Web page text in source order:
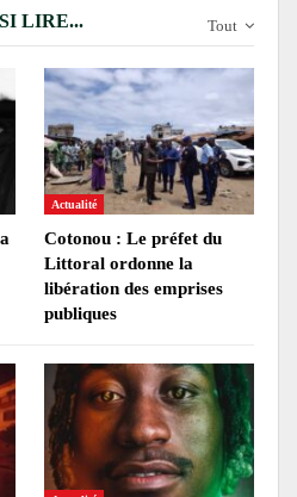
Tout
LIRE...
Actualité
Cotonou : Le préfet du
Littoral ordonne la
libération des emprises
publiques